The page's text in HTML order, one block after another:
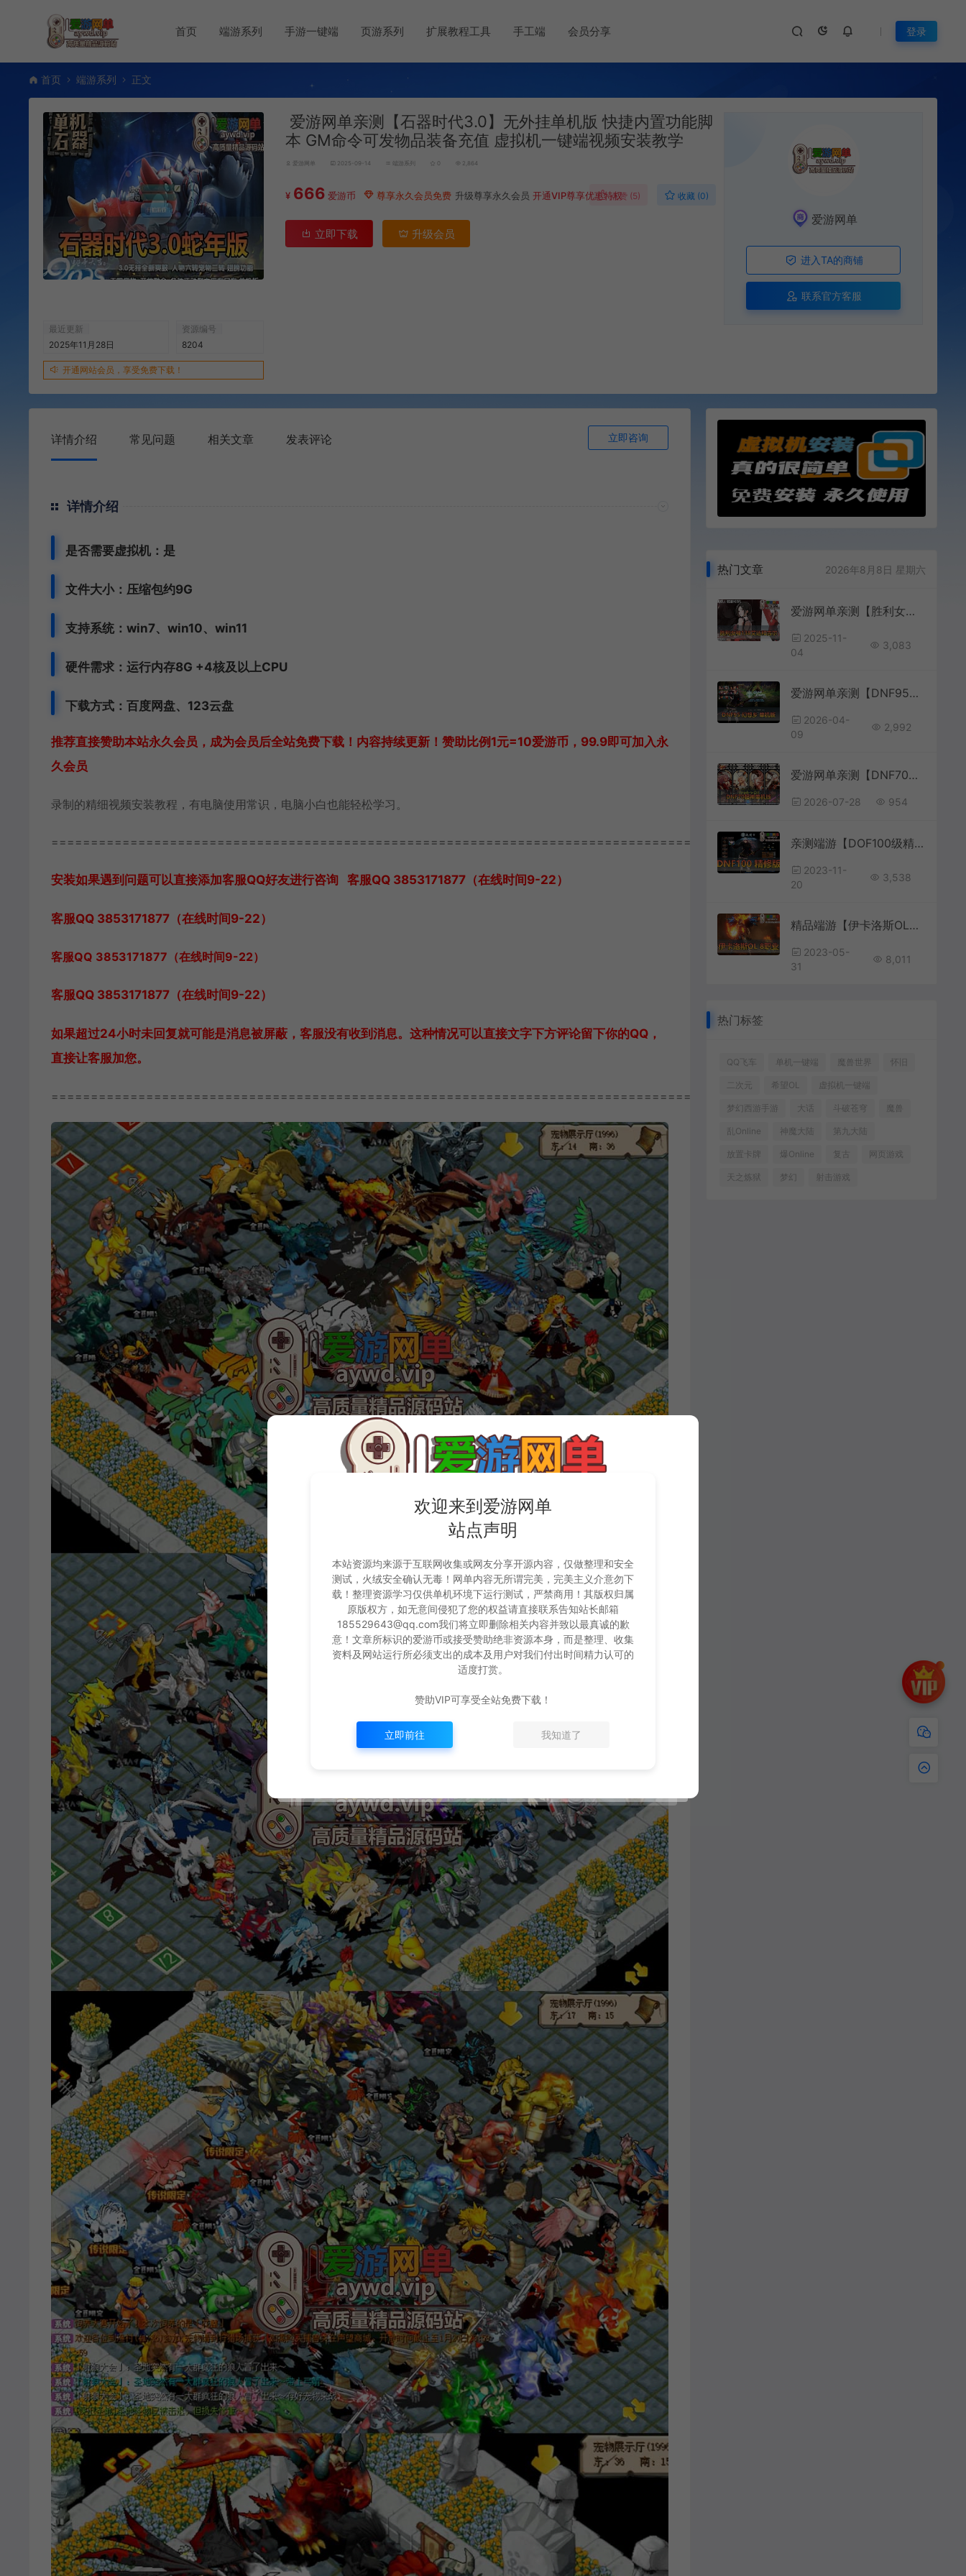
首页 端游系列 手游一键端 页游系列 扩展教程工具 手工端 会员分享 登录
首页 端游系列 正文
最近更新
2025年11月28日
资源编号
8204
开通网站会员，享受免费下载！
爱游网单亲测【石器时代3.0】无外挂单机版 快捷内置功能脚
本 GM命令可发物品装备充值 虚拟机一键端视频安装教学
爱游网单 2025-09-14 端游系列 0 2,864
¥ 666 爱游币 尊享永久会员免费 升级尊享永久会员 开通VIP尊享优惠特权
点赞 (5) 收藏 (0)
立即下载 升级会员
爱游网单
进入TA的商铺
联系官方客服
详情介绍 常见问题 相关文章 发表评论 立即咨询
详情介绍
是否需要虚拟机：是
文件大小：压缩包约9G
支持系统：win7、win10、win11
硬件需求：运行内存8G +4核及以上CPU
下载方式： 百度网盘、 123云盘
推荐直接赞助本站永久会员，成为会员后全站免费下载！内容持续更新！赞助比例1元=10爱游币，99.9即可加入永
久会员
录制的精细视频安装教程，有电脑使用常识，电脑小白也能轻松学习。
===========================================================================================
安装如果遇到问题可以直接添加客服QQ好友进行咨询 客服QQ 3853171877（在线时间9-22）
客服QQ 3853171877（在线时间9-22）
客服QQ 3853171877（在线时间9-22）
客服QQ 3853171877（在线时间9-22）
如果超过24小时未回复就可能是消息被屏蔽，客服没有收到消息。这种情况可以直接文字下方评论留下你的QQ，
直接让客服加您。
===========================================================================================
热门文章 2026年8月8日 星期六
爱游网单亲测【胜利女神单机版】138艾达和吉尔免虚拟机一键端录制视频安装教学 常见问题处理 GM后台命令
2025-11-
04
3,083
爱游网单亲测【DNF95单机版】最新整理幻想乡武器仿官主线剧情 职业三觉 丰富装扮 快捷功能内辅 GM后台 未加密PVF可DIY 可配家庭局域网 组队pk 虚拟机一键端视频安装教学
2026-04-
09
2,992
爱游网单亲测【DNF70单机版】最新整理超神70微变 魂图 异界 安图恩 四小龙 镶嵌 内辅 异次元护石宝珠 未加密PVF虚拟机一键端 视频安装教学
2026-07-28 954
亲测端游【DOF100级精修】神话装备字体仓库时装镶嵌女鬼剑魔枪士网游单机虚拟机一键端视频教学GM后台
2023-11-
20
3,538
精品端游【伊卡洛斯OL】8职业萝莉魔法师内置GM工具虚拟机一键端视频安装教程ICARUS单机版
2023-05-
31
8,011
热门标签
QQ飞车 单机一键端 魔兽世界 怀旧
二次元 希望OL 虚拟机一键端
梦幻西游手游 大话 斗破苍穹 魔兽
乱Online 神魔大陆 第九大陆
放置卡牌 爆Online 复古 网页游戏
天之炼狱 梦幻 射击游戏
欢迎来到爱游网单
站点声明
本站资源均来源于互联网收集或网友分享开源内容，仅做整理和安全
测试，火绒安全确认无毒！网单内容无所谓完美，完美主义介意勿下
载！整理资源学习仅供单机环境下运行测试，严禁商用！其版权归属
原版权方，如无意间侵犯了您的权益请直接联系告知站长邮箱
185529643@qq.com我们将立即删除相关内容并致以最真诚的歉
意！文章所标识的爱游币或接受赞助绝非资源本身，而是整理、收集
资料及网站运行所必须支出的成本及用户对我们付出时间精力认可的
适度打赏。
赞助VIP可享受全站免费下载！
立即前往 我知道了